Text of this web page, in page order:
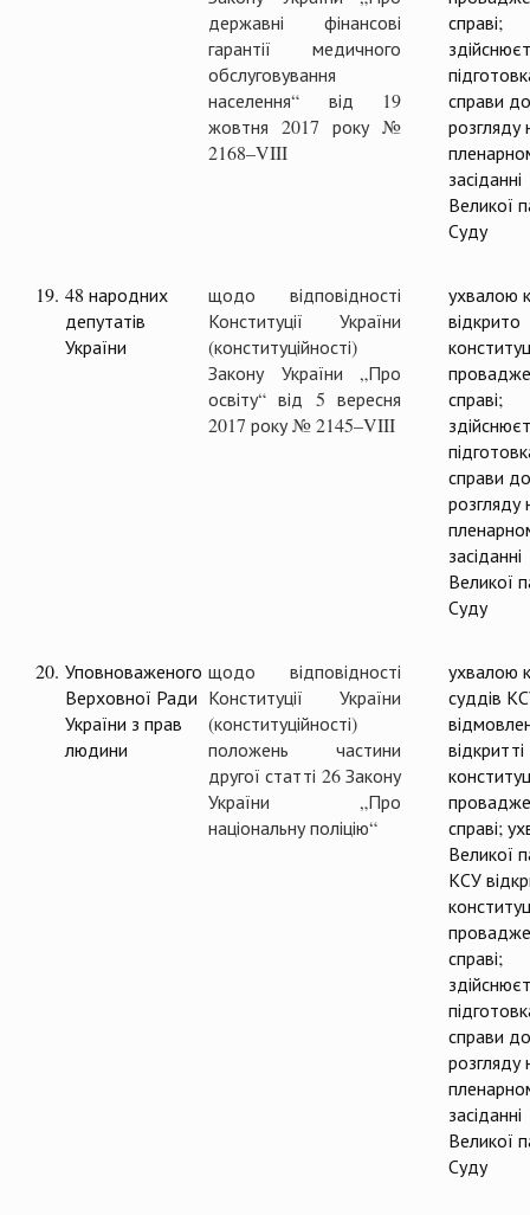
державні фінансові
гарантії медичного
обслуговування
населення“ від 19
жовтня 2017 року №
2168–VIII
справі;
справи до
розгляду
засіданні
Великої
Суду
19. 48 народних
депутатів
України
щодо відповідності
Конституції України
(конституційності)
Закону України „Про
освіту“ від 5 вересня
2017 року № 2145–VIII
ухвалою
відкрито
справі;
справи до
розгляду
засіданні
Великої
Суду
20. Уповноваженого
Верховної Ради
України з прав
людини
щодо відповідності
Конституції України
(конституційності)
положень частини
другої статті 26 Закону
України „Про
національну поліцію“
ухвалою
суддів
відкритті
справі;
Великої
КСУ
справі;
справи до
розгляду
засіданні
Великої
Суду